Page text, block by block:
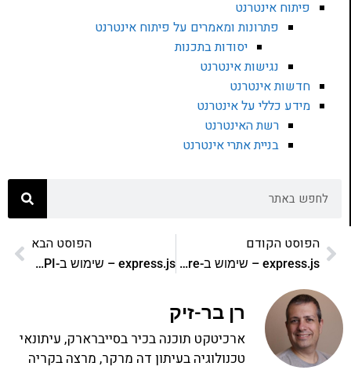
פיתוח אינטרנט
פתרונות ומאמרים על פיתוח אינטרנט
יסודות בתכנות
נגישות אינטרנט
חדשות אינטרנט
מידע כללי על אינטרנט
רשת האינטרנט
בניית אתרי אינטרנט
הפוסט הקודם
express.js – שימוש ב-middleware בראוטינג
הפוסט הבא
express.js – שימוש ב-API של ה-request
רן בר-זיק
ארכיטקט תוכנה בכיר בסייברארק, עיתונאי
טכנולוגיה בעיתון דה מרקר, מרצה בקריה